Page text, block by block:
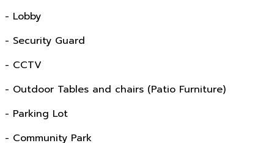
- Lobby
- Security Guard
- CCTV
- Outdoor Tables and chairs (Patio Furniture)
- Parking Lot
- Community Park